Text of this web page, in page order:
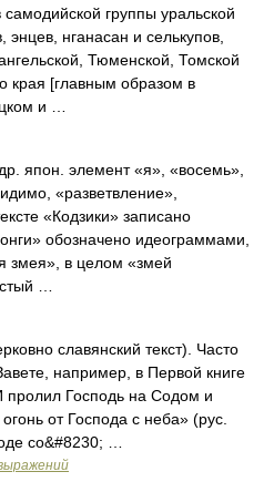
группы уральской
нганасан и селькупов,
Тюменской, Томской
края [главным образом в
и …
япон. элемент «я», «восемь»,
«разветвление»,
«Кодзики» записано
обозначено идеограммами,
змея», в целом «змей
…
славянский текст). Часто
например, в Первой книге
пролил Господь на Содом и
от Господа с неба» (рус.
со&#8230; …